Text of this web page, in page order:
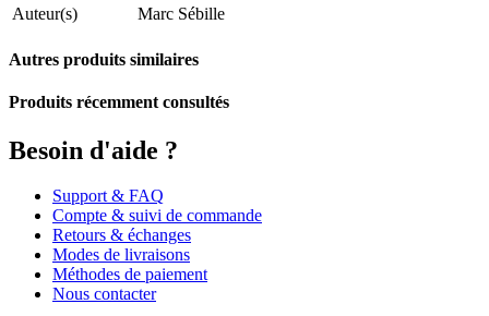
Auteur(s)
Marc Sébille
Autres produits similaires
Produits récemment consultés
Besoin d'aide ?
Support & FAQ
Compte & suivi de commande
Retours & échanges
Modes de livraisons
Méthodes de paiement
Nous contacter